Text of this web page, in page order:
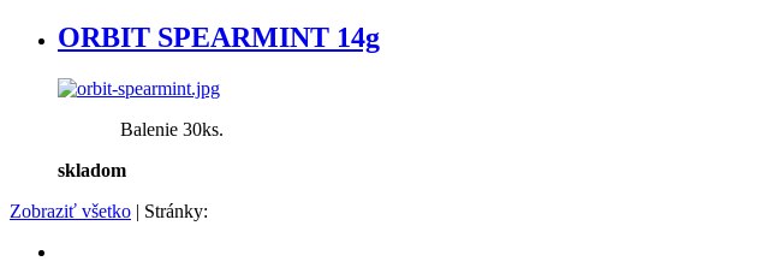
ORBIT SPEARMINT 14g
Balenie 30ks.
skladom
Zobraziť všetko | Stránky: